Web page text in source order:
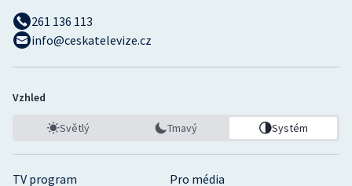
TV program Pro média
261 136 113
info@ceskatelevize.cz
Vzhled
Světlý Tmavý Systém